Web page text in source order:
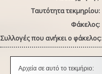
Ταυτότητα τεκμηρίου:
Φάκελος:
Συλλογές που ανήκει ο φάκελος:
Αρχεία σε αυτό το τεκμήριο: